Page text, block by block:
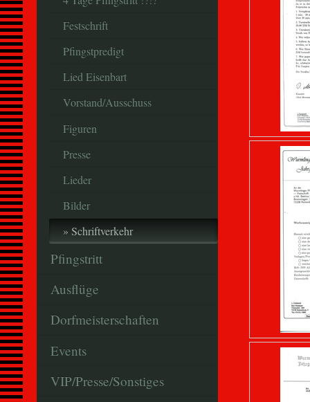
Festschrift
Pfingstpredigt
Lied Eisenbart
Vorstand/Ausschuss
Figuren
Presse
Lieder
Bilder
Schriftverkehr
Pfingstritt
Ausflüge
Dorfmeisterschaften
Events
VIP/Presse/Sonstiges